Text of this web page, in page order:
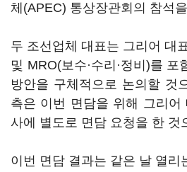
체(APEC) 통상장관회의 참석
두 조선업체 대표는 그리어 대
및 MRO(보수·수리·정비)를
방안을 구체적으로 논의할 것
측은 이번 면담을 위해 그리
사에 별도로 면담 요청을 한 것
이번 면담 결과는 같은 날 열리